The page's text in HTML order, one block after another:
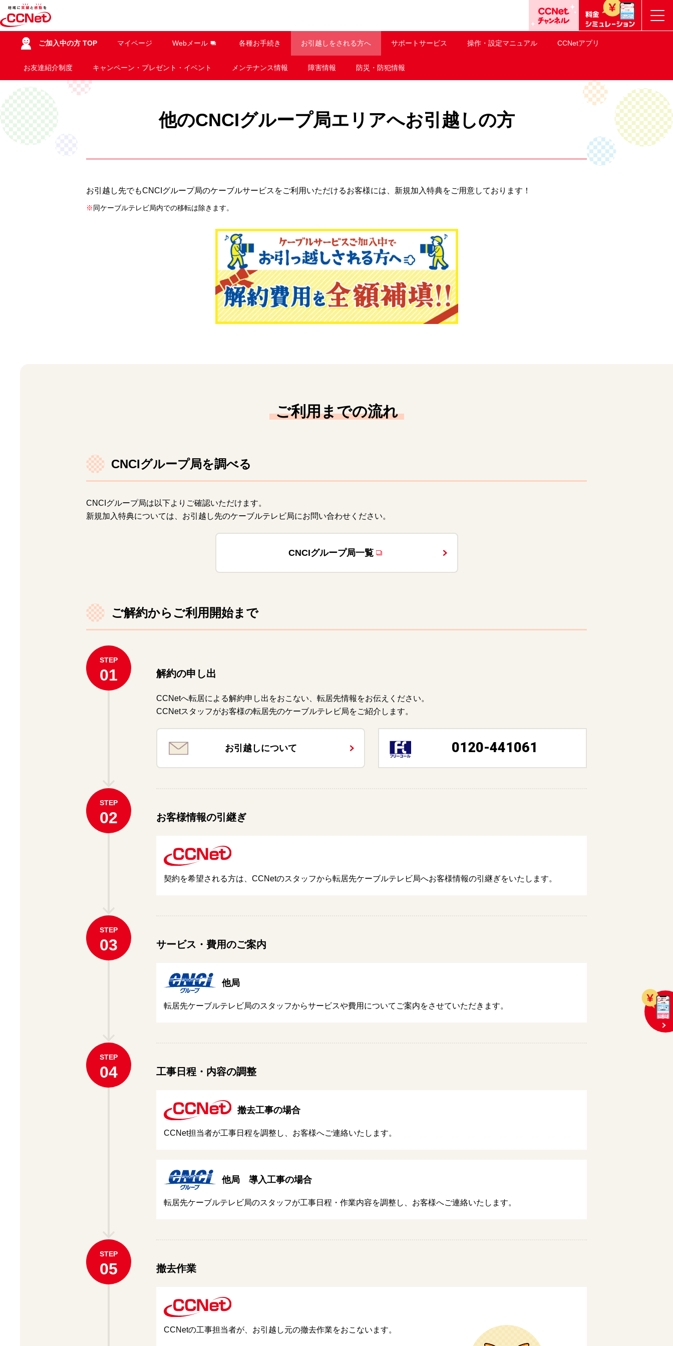
ご加入中の方 TOP マイページ Webメール 各種お手続き お引越しをされる方へ サポートサービス 操作・設定マニュアル CCNetアプリ
お友達紹介制度 キャンペーン・プレゼント・イベント メンテナンス情報 障害情報 防災・防犯情報
他のCNCIグループ局エリアへお引越しの方
お引越し先でもCNCIグループ局のケーブルサービスをご利用いただけるお客様には、新規加入特典をご用意しております！
※同ケーブルテレビ局内での移転は除きます。
ご利用までの流れ
CNCIグループ局を調べる
CNCIグループ局は以下よりご確認いただけます。
新規加入特典については、お引越し先のケーブルテレビ局にお問い合わせください。
CNCIグループ局一覧
ご解約からご利用開始まで
STEP
01 解約の申し出
CCNetへ転居による解約申し出をおこない、転居先情報をお伝えください。
CCNetスタッフがお客様の転居先のケーブルテレビ局をご紹介します。
お引越しについて 0120-441061
STEP
02 お客様情報の引継ぎ
契約を希望される方は、CCNetのスタッフから転居先ケーブルテレビ局へお客様情報の引継ぎをいたします。
STEP
03 サービス・費用のご案内
他局
転居先ケーブルテレビ局のスタッフからサービスや費用についてご案内をさせていただきます。
STEP
04 工事日程・内容の調整
撤去工事の場合
CCNet担当者が工事日程を調整し、お客様へご連絡いたします。
他局 導入工事の場合
転居先ケーブルテレビ局のスタッフが工事日程・作業内容を調整し、お客様へご連絡いたします。
STEP
05 撤去作業
CCNetの工事担当者が、お引越し元の撤去作業をおこないます。